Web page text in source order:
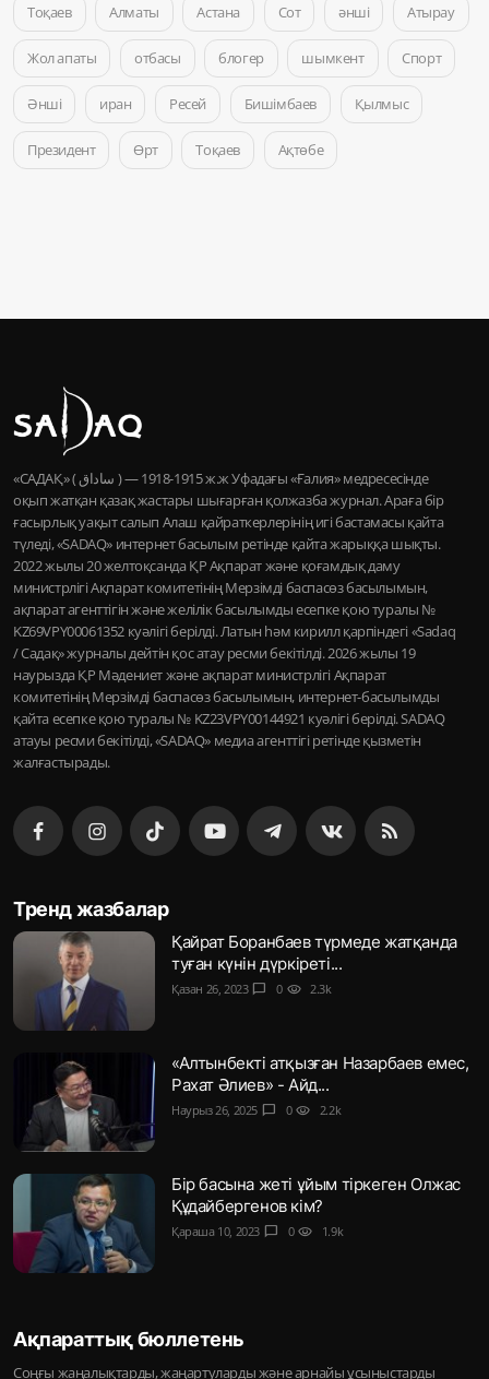
Тоқаев Алматы Астана Сот әнші Атырау
Жол апаты отбасы блогер шымкент Спорт
Әнші иран Ресей Бишімбаев Қылмыс
Президент Өрт Тоқаев Ақтөбе
«САДАҚ» ( ساداق ) — 1915-1918 ж.ж Уфадағы «Ғалия» медресесінде
оқып жатқан қазақ жастары шығарған қолжазба журнал. Араға бір
ғасырлық уақыт салып Алаш қайраткерлерінің игі бастамасы қайта
түледі, «SADAQ» интернет басылым ретінде қайта жарыққа шықты.
2022 жылы 20 желтоқсанда ҚР Ақпарат және қоғамдық даму
министрлігі Ақпарат комитетінің Мерзімді баспасөз басылымын,
ақпарат агенттігін және желілік басылымды есепке қою туралы №
KZ69VPY00061352 куәлігі берілді. Латын һәм кирилл қарпіндегі «Sadaq
/ Садақ» журналы дейтін қос атау ресми бекітілді. 2026 жылы 19
наурызда ҚР Мәдениет және ақпарат министрлігі Ақпарат
комитетінің Мерзімді баспасөз басылымын, интернет-басылымды
қайта есепке қою туралы № KZ23VPY00144921 куәлігі берілді. SADAQ
атауы ресми бекітілді, «SADAQ» медиа агенттігі ретінде қызметін
жалғастырады.
Тренд жазбалар
Қайрат Боранбаев түрмеде жатқанда
туған күнін дүркіреті...
Қазан 26, 2023 chat_bubble 0 visibility 2.3k
«Алтынбекті атқызған Назарбаев емес,
Рахат Әлиев» - Айд...
Наурыз 26, 2025 chat_bubble 0 visibility 2.2k
Бір басына жеті ұйым тіркеген Олжас
Құдайбергенов кім?
Қараша 10, 2023 chat_bubble 0 visibility 1.9k
Ақпараттық бюллетень
Соңғы жаңалықтарды, жаңартуларды және арнайы ұсыныстарды